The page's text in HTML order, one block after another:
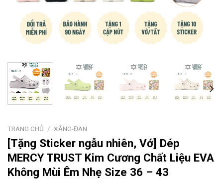
TRANG CHỦ / XĂNG-ĐAN
[Tặng Sticker ngẫu nhiên, Vớ] Dép
MERCY TRUST Kim Cương Chất Liệu EVA
Không Mùi Êm Nhẹ Size 36 – 43